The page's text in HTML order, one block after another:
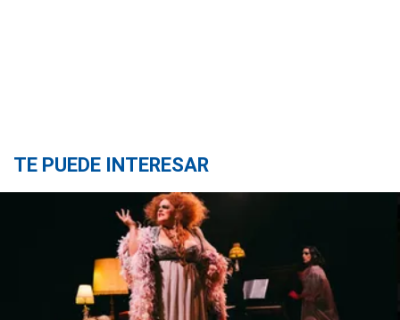
TE PUEDE INTERESAR